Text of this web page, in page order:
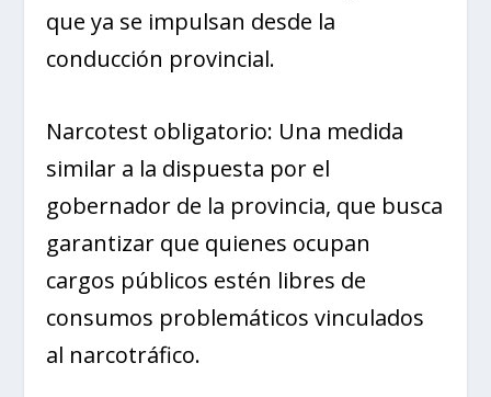
que ya se impulsan desde la
conducción provincial.
Narcotest obligatorio: Una medida
similar a la dispuesta por el
gobernador de la provincia, que busca
garantizar que quienes ocupan
cargos públicos estén libres de
consumos problemáticos vinculados
al narcotráfico.